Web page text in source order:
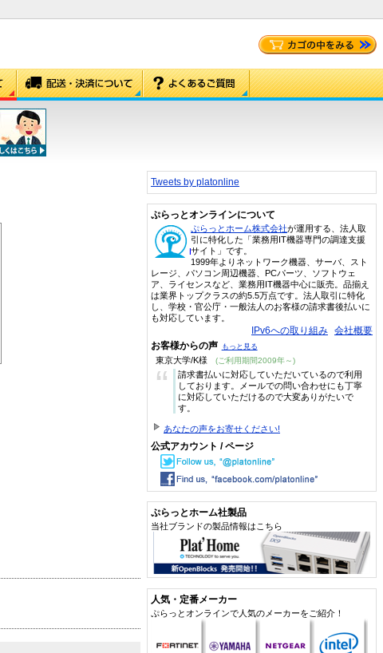
Tweets by platonline
ぷらっとオンラインについて
ぷらっとホーム株式会社が運用する、法人取
引に特化した「業務用IT機器専門の調達支援
サイト」です。
1999年よりネットワーク機器、サーバ、スト
レージ、パソコン周辺機器、PCパーツ、ソフトウェ
ア、ライセンスなど、業務用IT機器中心に販売。品揃え
は業界トップクラスの約5.5万点です。法人取引に特化
し、学校・官公庁・一般法人のお客様の請求書後払いに
も対応しています。
IPv6への取り組み 会社概要
お客様からの声 もっと見る
東京大学/K様 (ご利用期間2009年～)
“
請求書払いに対応していただいているので利用
しております。メールでの問い合わせにも丁寧
に対応していただけるので大変ありがたいで
す。
あなたの声をお寄せください!
公式アカウント / ページ
ぷらっとホーム社製品
当社ブランドの製品情報はこちら
人気・定番メーカー
ぷらっとオンラインで人気のメーカーをご紹介！